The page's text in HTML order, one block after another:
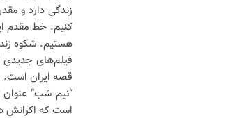
زندگی دارد و
کنیم. خط مقدم
هستیم. شکوه
فیلم‌های جدیدی
قصه ایران است.
است که اکرانش در